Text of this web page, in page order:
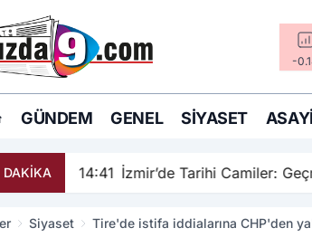
-
GÜNDEM GENEL SIYASET
DAKİKA 14:41 İzmir’de Tarihi Camiler:
Siyaset Tire'de istifa iddialarına CHP'den